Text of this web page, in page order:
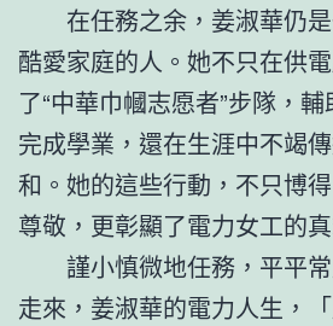
在任務之余，姜淑華仍
酷愛家庭的人。她不只在供
了“中華巾幗志愿者”步隊，
完成學業，還在生涯中不竭
和。她的這些行動，不只博
尊敬，更彰顯了電力女工的
謹小慎微地任務，平平
走來，姜淑華的電力人生，